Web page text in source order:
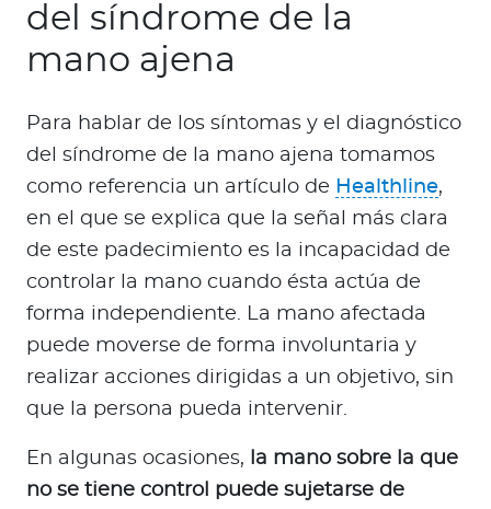
del síndrome de la
mano ajena
Para hablar de los síntomas y el diagnóstico
del síndrome de la mano ajena tomamos
como referencia un artículo de Healthline,
en el que se explica que la señal más clara
de este padecimiento es la incapacidad de
controlar la mano cuando ésta actúa de
forma independiente. La mano afectada
puede moverse de forma involuntaria y
realizar acciones dirigidas a un objetivo, sin
que la persona pueda intervenir.
En algunas ocasiones,
la mano sobre la que
no se tiene control puede sujetarse de